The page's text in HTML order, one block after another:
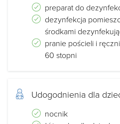
Leżaki ogrodowe,
Żelazko i deska do
Kuchenka mikrofalowa,
Informacja turystyczna
BASEN ZEWNĘTRZNY
preparat do
dezynfekcja
środkami
pranie pościeli i
60 stopni
Udogodnienia dla
nocnik